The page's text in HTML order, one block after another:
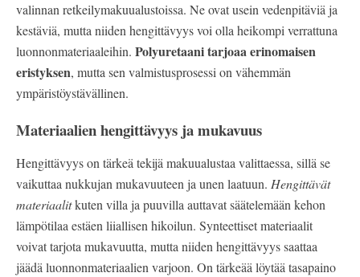
valinnan retkeilymakuualustoissa. Ne ovat usein vedenpitäviä ja
kestäviä, mutta niiden hengittävyys voi olla heikompi verrattuna
luonnonmateriaaleihin. Polyuretaani tarjoaa erinomaisen
eristyksen, mutta sen valmistusprosessi on vähemmän
ympäristöystävällinen.
Materiaalien hengittävyys ja mukavuus
Hengittävyys on tärkeä tekijä makuualustaa valittaessa, sillä se
vaikuttaa nukkujan mukavuuteen ja unen laatuun. Hengittävät
materiaalitkuten villa ja puuvilla auttavat säätelemään kehon
lämpötilaa estäen liiallisen hikoilun. Synteettiset materiaalit
voivat tarjota mukavuutta, mutta niiden hengittävyys saattaa
jäädä luonnonmateriaalien varjoon. On tärkeää löytää tasapaino